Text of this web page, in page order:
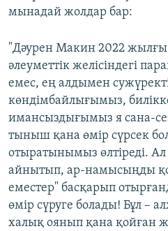
мынадай жолдар бар:
"Дәурен Макин 2022 жылғы
әлеуметтік желісіндегі
емес, ең алдымен
көндімбайлығымыз,
имансыздығымыз я сана-
тыныш қана өмір сүрсек
отыратынымыз өлтіреді. Ал
айнытып, ар-намысыңды
еместер" басқарып
өмір сүруге болады! Бұл –
халық оянып қана қойған